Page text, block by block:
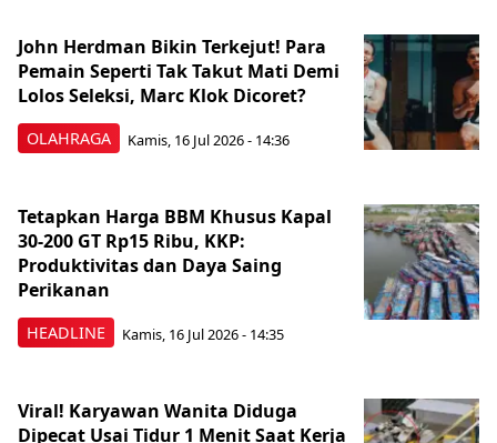
OLAHRAGA
John Herdman Bikin Terkejut! Para
Pemain Seperti Tak Takut Mati Demi
Lolos Seleksi, Marc Klok Dicoret?
Kamis, 16 Jul 2026 - 14:36
HEADLINE
Tetapkan Harga BBM Khusus Kapal
30-200 GT Rp15 Ribu, KKP:
Produktivitas dan Daya Saing
Perikanan
Kamis, 16 Jul 2026 - 14:35
Viral! Karyawan Wanita Diduga
Dipecat Usai Tidur 1 Menit Saat Kerja